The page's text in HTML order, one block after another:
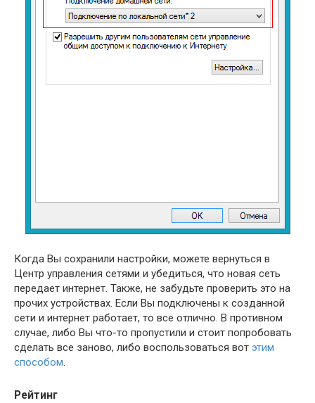
Когда Вы сохранили настройки, можете вернуться в
Центр управления сетями и убедиться, что новая сеть
передает интернет. Также, не забудьте проверить это на
прочих устройствах. Если Вы подключены к созданной
сети и интернет работает, то все отлично. В противном
случае, либо Вы что-то пропустили и стоит попробовать
сделать все заново, либо воспользоваться вот этим
способом.
Рейтинг